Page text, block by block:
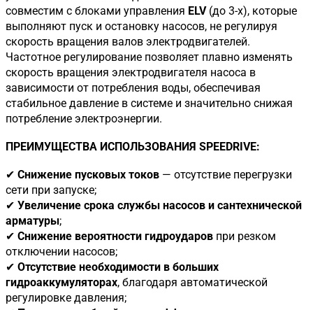
совместим с блоками управления ELV(до 3-х), которые
выполняют пуск и остановку насосов, не регулируя
скорость вращения валов электродвигателей.
Частотное регулирование позволяет плавно изменять
скорость вращения электродвигателя насоса в
зависимости от потребления воды, обеспечивая
стабильное давление в системе и значительно снижая
потребление электроэнергии.
ПРЕИМУЩЕСТВА ИСПОЛЬЗОВАНИЯ SPEEDRIVE:
✔ Снижение пусковых токов — отсутствие перегрузки
сети при запуске;
✔ Увеличение срока службы насосов и сантехнической
арматуры;
✔ Снижение вероятности гидроударов при резком
отключении насосов;
✔ Отсутствие необходимости в больших
гидроаккумуляторах, благодаря автоматической
регулировке давления;